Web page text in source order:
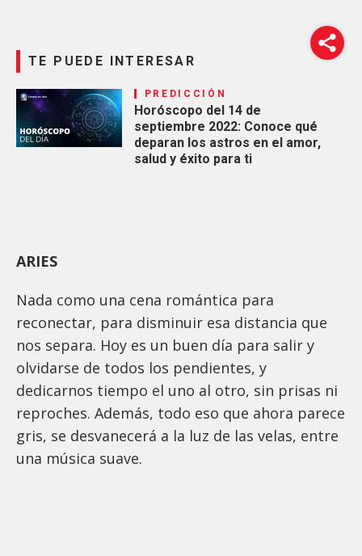
TE PUEDE INTERESAR
PREDICCIÓN
Horóscopo del 14 de
septiembre 2022: Conoce qué
deparan los astros en el amor,
salud y éxito para ti
ARIES
Nada como una cena romántica para
reconectar, para disminuir esa distancia que
nos separa. Hoy es un buen día para salir y
olvidarse de todos los pendientes, y
dedicarnos tiempo el uno al otro, sin prisas ni
reproches. Además, todo eso que ahora parece
gris, se desvanecerá a la luz de las velas, entre
una música suave.